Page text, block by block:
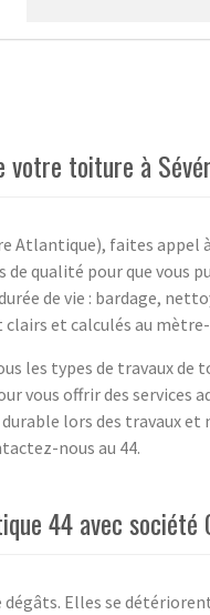
toiture à
Atlantique), faites appel à
qualité pour que vous
de vie : bardage,
et calculés au
les types de travaux de
vous offrir des services
lors des travaux et
nous au 44.
44 avec société
Elles se